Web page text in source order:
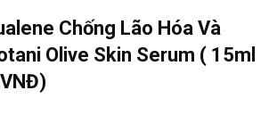
Chống Lão Hóa Và
Olive Skin Serum ( 15ml